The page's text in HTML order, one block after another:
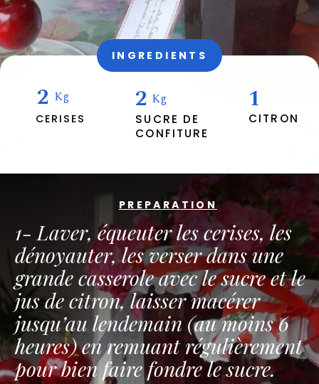
INGREDIENTS
CERISES
2 Kg 2 Kg
SUCRE DE
CONFITURE
CITRON
1
PREPARATION
1- Laver, équeuter les cerises, les
dénoyauter, les verser dans une
grande casserole avec le sucre et le
jus de citron, laisser macérer
jusqu’au lendemain (au moins 6
heures) en remuant régulièrement
pour bien faire fondre le sucre.